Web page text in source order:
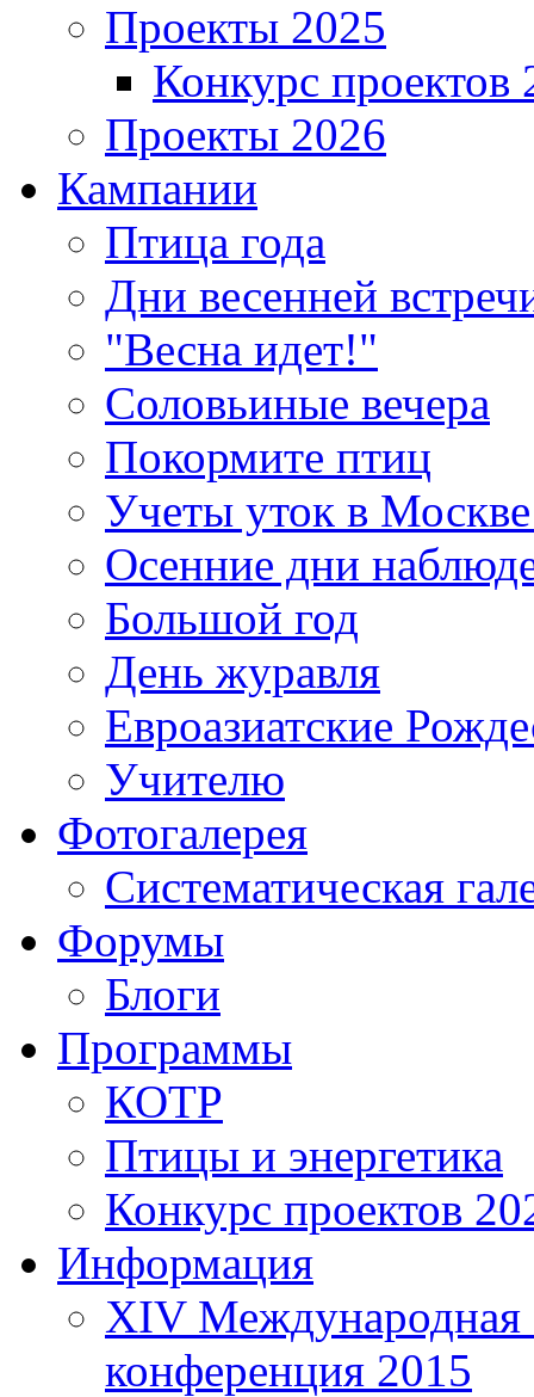
Проекты 2025
Конкурс проектов
Проекты 2026
Кампании
Птица года
Дни весенней
"Весна идет!"
Соловьиные вечера
Покормите птиц
Учеты уток в
Осенние дни
Большой год
День журавля
Евроазиатские
Учителю
Фотогалерея
Систематическая
Форумы
Блоги
Программы
КОТР
Птицы и энергетика
Конкурс проектов
Информация
XIV Международная
конференция 2015